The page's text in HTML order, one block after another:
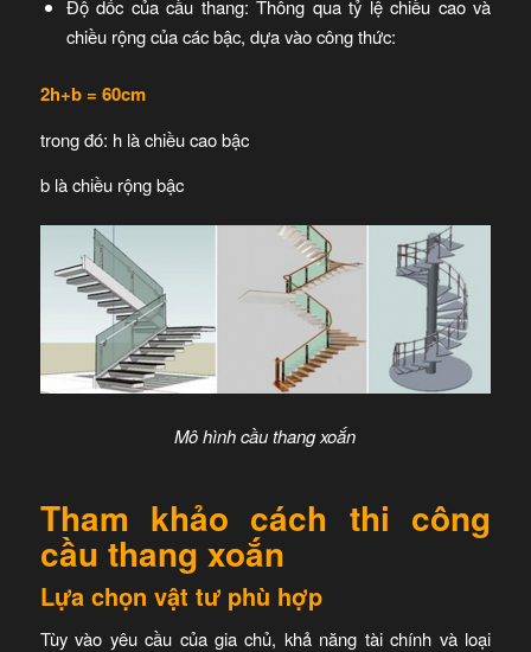
Độ dốc của cầu thang: Thông qua tỷ lệ chiều cao và
chiều rộng của các bậc, dựa vào công thức:
2h+b = 60cm
trong đó: h là chiều cao bậc
b là chiều rộng bậc
Mô hình cầu thang xoắn
Tham khảo cách thi công
cầu thang xoắn
Lựa chọn vật tư phù hợp
Tùy vào yêu cầu của gia chủ, khả năng tài chính và loại